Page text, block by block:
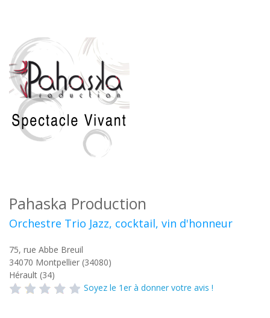
Pahaska Production
Orchestre Trio Jazz, cocktail, vin d'honneur
75, rue Abbe Breuil
34070 Montpellier (34080)
Hérault (34)
Soyez le 1er à donner votre avis !